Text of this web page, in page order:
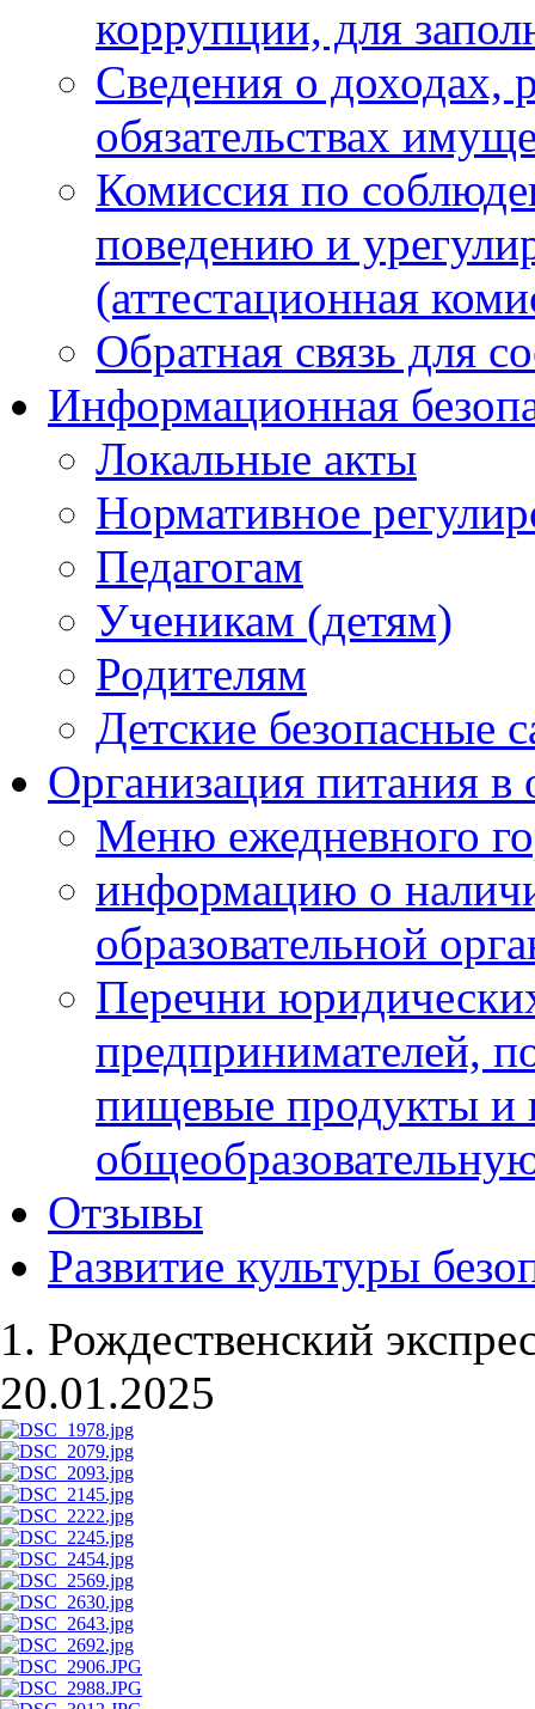
коррупции, для
Сведения о доходах,
обязательствах
Комиссия по
поведению и
(аттестационная
Обратная связь для
Информационная
Локальные акты
Нормативное
Педагогам
Ученикам (детям)
Родителям
Детские безопасные
Организация питания в
Меню ежедневного
информацию о
образовательной
Перечни
предпринимателей,
пищевые продукты и
Отзывы
Развитие культуры
1. Рождественский
20.01.2025